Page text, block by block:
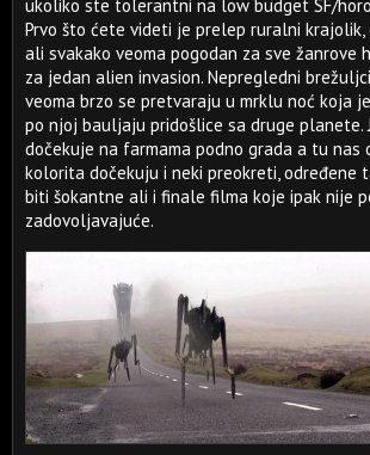
ukoliko ste tolerantni na low budget SF/
Prvo što ćete videti je prelep ruralni krajolik,
ali svakako veoma pogodan za sve žanrove
za jedan alien invasion. Nepregledni
veoma brzo se pretvaraju u mrklu noć koja
po njoj bauljaju pridošlice sa druge planete.
dočekuje na farmama podno grada a tu nas
kolorita dočekuju i neki preokreti, određene
biti šokantne ali i finale filma koje ipak nije
zadovoljavajuće.